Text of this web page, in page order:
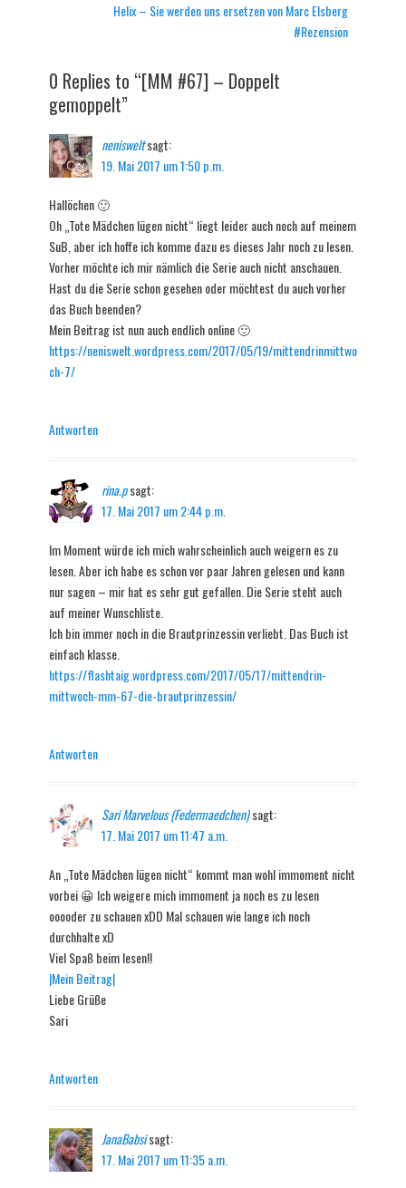
Helix – Sie werden uns ersetzen von Marc Elsberg
#Rezension
0 Replies to “[MM #67] – Doppelt
gemoppelt”
nenisweltsagt:
19. Mai 2017 um 1:50 p.m.
Hallöchen 🙂
Oh „Tote Mädchen lügen nicht“ liegt leider auch noch auf meinem
SuB, aber ich hoffe ich komme dazu es dieses Jahr noch zu lesen.
Vorher möchte ich mir nämlich die Serie auch nicht anschauen.
Hast du die Serie schon gesehen oder möchtest du auch vorher
das Buch beenden?
Mein Beitrag ist nun auch endlich online 🙂
https://neniswelt.wordpress.com/2017/05/19/mittendrinmittwo
ch-7/
Antworten
rina.psagt:
17. Mai 2017 um 2:44 p.m.
Im Moment würde ich mich wahrscheinlich auch weigern es zu
lesen. Aber ich habe es schon vor paar Jahren gelesen und kann
nur sagen – mir hat es sehr gut gefallen. Die Serie steht auch
auf meiner Wunschliste.
Ich bin immer noch in die Brautprinzessin verliebt. Das Buch ist
einfach klasse.
https://flashtaig.wordpress.com/2017/05/17/mittendrin-
mittwoch-mm-67-die-brautprinzessin/
Antworten
Sari Marvelous (Federmaedchen)sagt:
17. Mai 2017 um 11:47 a.m.
An „Tote Mädchen lügen nicht“ kommt man wohl immoment nicht
vorbei 😀 Ich weigere mich immoment ja noch es zu lesen
ooooder zu schauen xDD Mal schauen wie lange ich noch
durchhalte xD
Viel Spaß beim lesen!!
|Mein Beitrag|
Liebe Grüße
Sari
Antworten
JanaBabsisagt:
17. Mai 2017 um 11:35 a.m.